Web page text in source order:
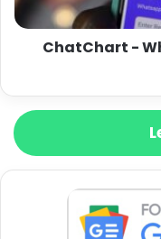
ChatChart -